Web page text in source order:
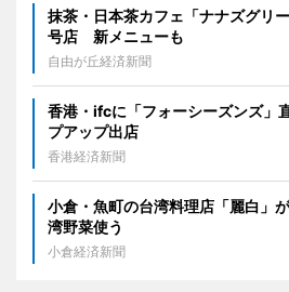
抹茶・日本茶カフェ「ナナズグリ
号店 新メニューも
自由が丘経済新聞
香港・ifcに「フォーシーズンズ」
プアップ出店
香港経済新聞
小倉・魚町の台湾料理店「麗白」
湾野菜使う
小倉経済新聞